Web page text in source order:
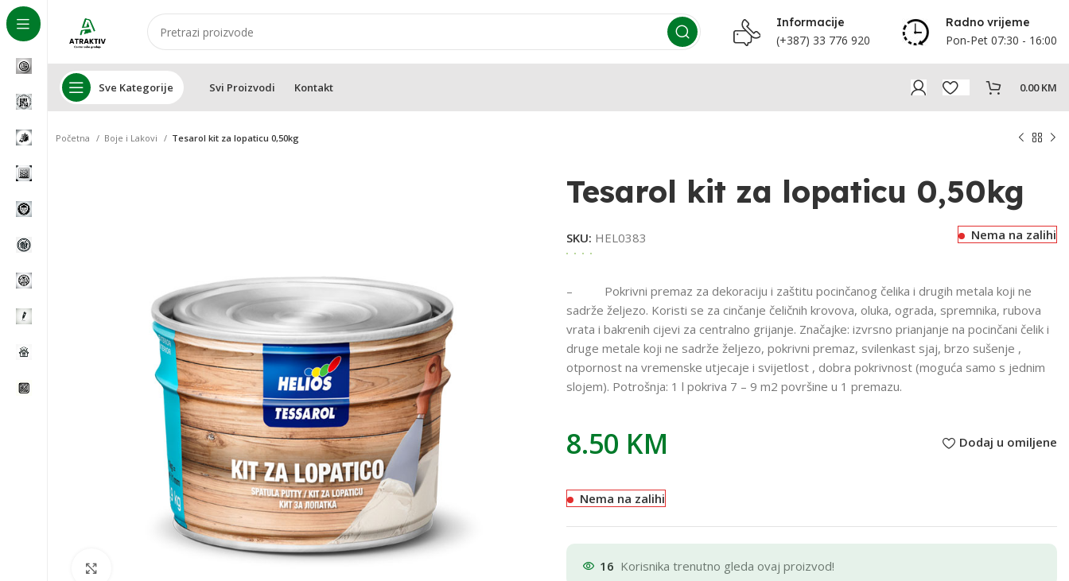
Informacije
(+387) 33 776 920
Radno vrijeme
Pon-Pet 07:30 - 16:00
Sve Kategorije Svi Proizvodi Kontakt 0.00KM
Početna Boje i Lakovi Tesarol kit za lopaticu 0,50kg
Tesarol kit za lopaticu 0,50kg
SKU: HEL0383 Nema na zalihi
– Pokrivni premaz za dekoraciju i zaštitu pocinčanog čelika i drugih metala koji ne
sadrže željezo. Koristi se za cinčanje čeličnih krovova, oluka, ograda, spremnika, rubova
vrata i bakrenih cijevi za centralno grijanje. Značajke: izvrsno prianjanje na pocinčani čelik i
druge metale koji ne sadrže željezo, pokrivni premaz, svilenkast sjaj, brzo sušenje ,
otpornost na vremenske utjecaje i svijetlost , dobra pokrivnost (moguća samo s jednim
slojem). Potrošnja: 1 l pokriva 7 – 9 m2 površine u 1 premazu.
8.50 KM Dodaj u omiljene
Nema na zalihi
16 Korisnika trenutno gleda ovaj proizvod!